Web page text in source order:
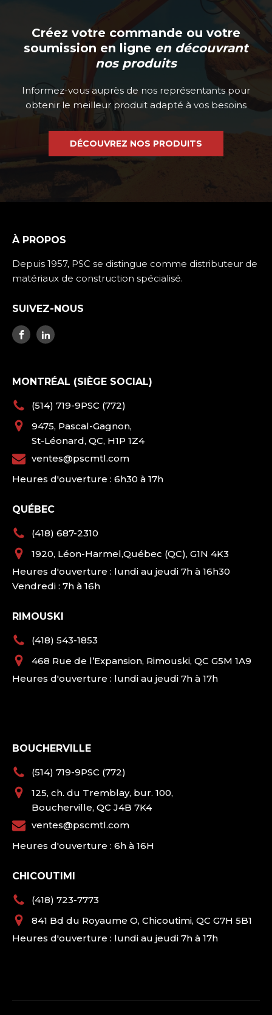
Créez votre commande ou votre
soumission en ligne en découvrant
nos produits
Informez-vous auprès de nos représentants pour
obtenir le meilleur produit adapté à vos besoins
DÉCOUVREZ NOS PRODUITS
À PROPOS
Depuis 1957, PSC se distingue comme distributeur de
matériaux de construction spécialisé.
SUIVEZ-NOUS
MONTRÉAL (SIÈGE SOCIAL)
(514) 719-9PSC (772)
9475, Pascal-Gagnon,
St-Léonard, QC, H1P 1Z4
ventes@pscmtl.com
Heures d'ouverture : 6h30 à 17h
QUÉBEC
(418) 687-2310
1920, Léon-Harmel,Québec (QC), G1N 4K3
Heures d'ouverture : lundi au jeudi 7h à 16h30
Vendredi : 7h à 16h
RIMOUSKI
(418) 543-1853
468 Rue de l’Expansion, Rimouski, QC G5M 1A9
Heures d'ouverture : lundi au jeudi 7h à 17h
BOUCHERVILLE
(514) 719-9PSC (772)
125, ch. du Tremblay, bur. 100,
Boucherville, QC J4B 7K4
ventes@pscmtl.com
Heures d'ouverture : 6h à 16H
CHICOUTIMI
(418) 723-7773
841 Bd du Royaume O, Chicoutimi, QC G7H 5B1
Heures d'ouverture : lundi au jeudi 7h à 17h